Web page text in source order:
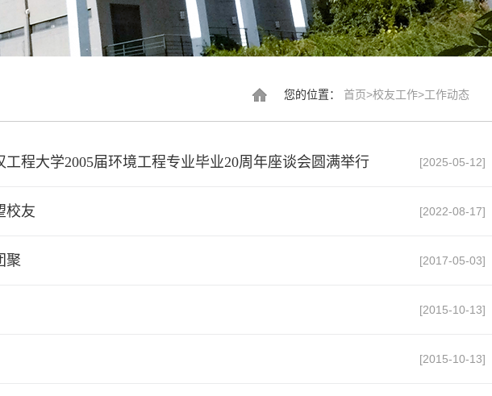
您的位置： 首页>校友工作>工作动态
程大学2005届环境工程专业毕业20周年座谈会圆满举行 [2025-05-12]
校友 [2022-08-17]
聚 [2017-05-03]
[2015-10-13]
[2015-10-13]